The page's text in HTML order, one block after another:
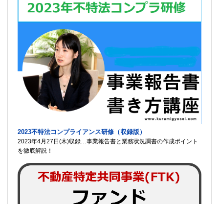
2023不特法コンプライアンス研修（収録版）
2023年4月27日(木)収録…事業報告書と業務状況調書の作成ポイント
を徹底解説！